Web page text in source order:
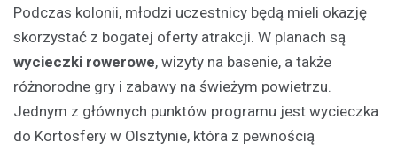
Podczas kolonii, młodzi uczestnicy będą mieli okazję
skorzystać z bogatej oferty atrakcji. W planach są
wycieczki rowerowe, wizyty na basenie, a także
różnorodne gry i zabawy na świeżym powietrzu.
Jednym z głównych punktów programu jest wycieczka
do Kortosfery w Olsztynie, która z pewnością